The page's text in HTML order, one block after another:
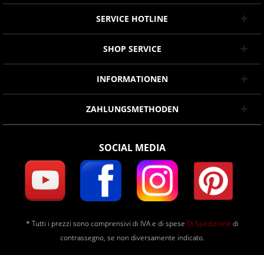
SERVICE HOTLINE
SHOP SERVICE
INFORMATIONEN
ZAHLUNGSMETHODEN
SOCIAL MEDIA
* Tutti i prezzi sono comprensivi di IVA e di spese Di Spedizione di
contrassegno, se non diversamente indicato.